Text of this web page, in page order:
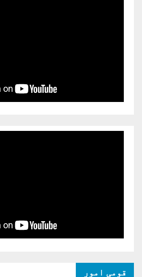
قومی امور